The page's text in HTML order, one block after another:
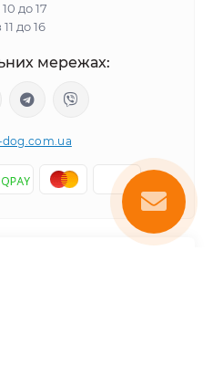
до 17
до 16
мережах: